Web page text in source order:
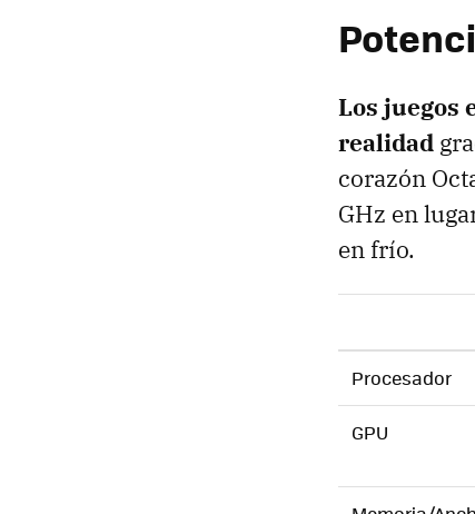
Los juegos
realidad
corazón
GHz en
en frío.
Procesador
GPU